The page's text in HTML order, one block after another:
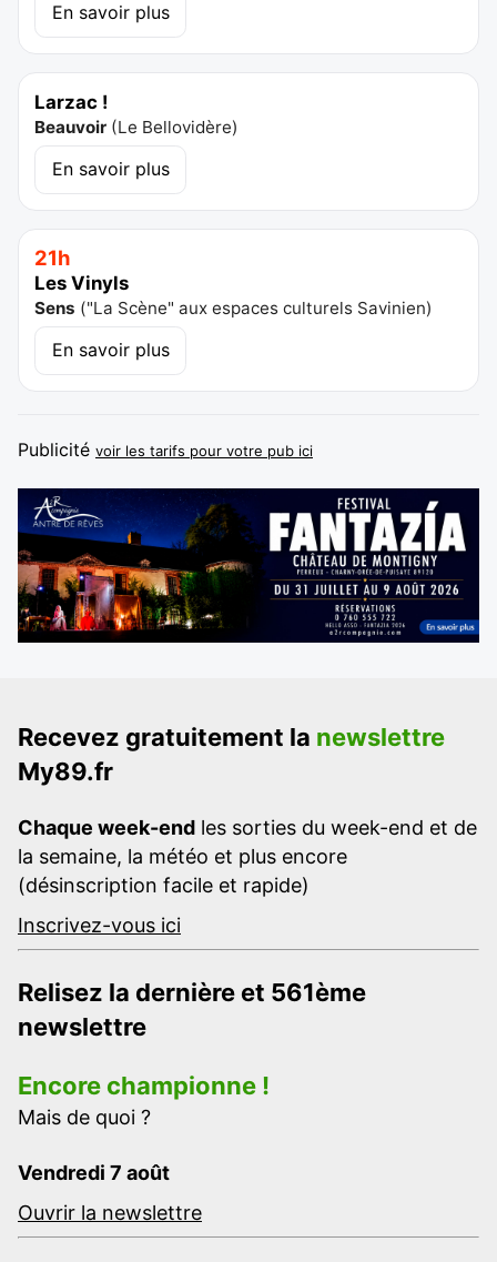
En savoir plus
Larzac !
Beauvoir (Le Bellovidère)
En savoir plus
21h
Les Vinyls
Sens ("La Scène" aux espaces culturels Savinien)
En savoir plus
Publicité voir les tarifs pour votre pub ici
Recevez gratuitement la newslettre
My89.fr
Chaque week-end les sorties du week-end et de
la semaine, la météo et plus encore
(désinscription facile et rapide)
Inscrivez-vous ici
Relisez la dernière et 561ème
newslettre
Encore championne !
Mais de quoi ?
Vendredi 7 août
Ouvrir la newslettre